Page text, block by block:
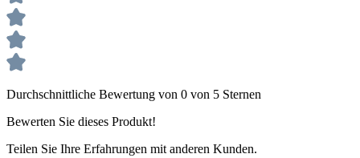
Durchschnittliche Bewertung von 0 von 5 Sternen
Bewerten Sie dieses Produkt!
Teilen Sie Ihre Erfahrungen mit anderen Kunden.